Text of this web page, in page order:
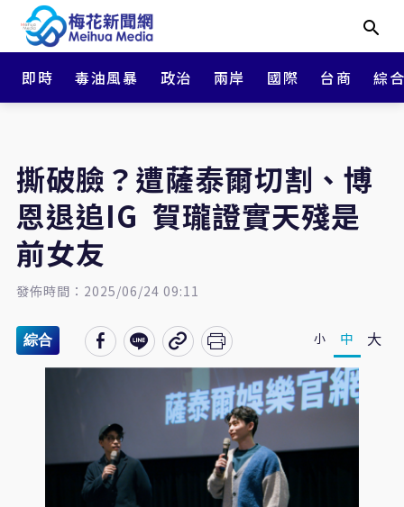
即時 毒油風暴 政治 兩岸 國際 台商 綜
撕破臉？遭薩泰爾切割、博
恩退追IG 賀瓏證實天殘是
前女友
發佈時間：2025/06/24 09:11
綜合 小 中 大